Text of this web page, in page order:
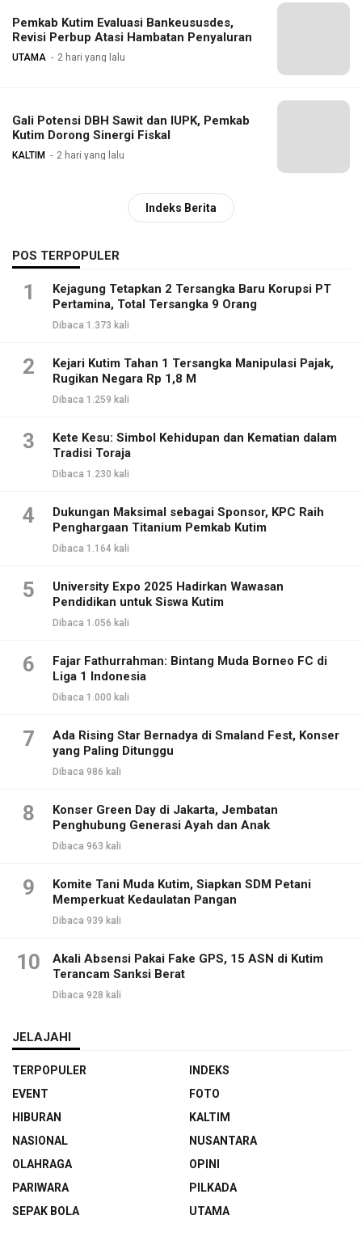
Pemkab Kutim Evaluasi Bankeususdes,
Revisi Perbup Atasi Hambatan Penyaluran
UTAMA 2 hari yang lalu
Gali Potensi DBH Sawit dan IUPK, Pemkab
Kutim Dorong Sinergi Fiskal
KALTIM 2 hari yang lalu
Indeks Berita
POS TERPOPULER
1
Kejagung Tetapkan 2 Tersangka Baru Korupsi PT
Pertamina, Total Tersangka 9 Orang
Dibaca 1.373 kali
2
Kejari Kutim Tahan 1 Tersangka Manipulasi Pajak,
Rugikan Negara Rp 1,8 M
Dibaca 1.259 kali
3
Kete Kesu: Simbol Kehidupan dan Kematian dalam
Tradisi Toraja
Dibaca 1.230 kali
4
Dukungan Maksimal sebagai Sponsor, KPC Raih
Penghargaan Titanium Pemkab Kutim
Dibaca 1.164 kali
5
University Expo 2025 Hadirkan Wawasan
Pendidikan untuk Siswa Kutim
Dibaca 1.056 kali
6
Fajar Fathurrahman: Bintang Muda Borneo FC di
Liga 1 Indonesia
Dibaca 1.000 kali
7
Ada Rising Star Bernadya di Smaland Fest, Konser
yang Paling Ditunggu
Dibaca 986 kali
8
Konser Green Day di Jakarta, Jembatan
Penghubung Generasi Ayah dan Anak
Dibaca 963 kali
9
Komite Tani Muda Kutim, Siapkan SDM Petani
Memperkuat Kedaulatan Pangan
Dibaca 939 kali
10
Akali Absensi Pakai Fake GPS, 15 ASN di Kutim
Terancam Sanksi Berat
Dibaca 928 kali
JELAJAHI
TERPOPULER
INDEKS
EVENT
FOTO
HIBURAN
KALTIM
NASIONAL
NUSANTARA
OLAHRAGA
OPINI
PARIWARA
PILKADA
SEPAK BOLA
UTAMA